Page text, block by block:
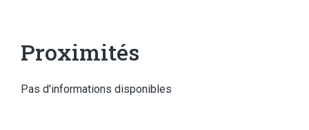
Proximités
Pas d'informations disponibles